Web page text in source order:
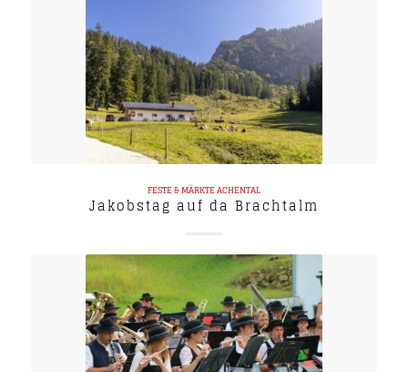
FESTE & MÄRKTEACHENTAL
Jakobstag auf da Brachtalm